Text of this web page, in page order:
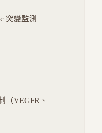
突變監測
（VEGFR、